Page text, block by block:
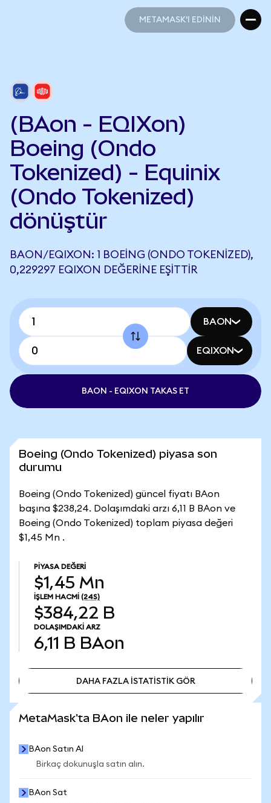
METAMASK'I EDİNİN
(BAon - EQIXon)
Boeing (Ondo
Tokenized) - Equinix
(Ondo Tokenized)
dönüştür
BAON/EQIXON: 1 BOEING (ONDO TOKENIZED),
0,229297 EQIXON DEĞERINE EŞITTIR
BAON
EQIXON
BAON - EQIXON TAKAS ET
Boeing (Ondo Tokenized) piyasa son
durumu
Boeing (Ondo Tokenized) güncel fiyatı BAon
başına $238,24. Dolaşımdaki arzı 6,11 B BAon ve
Boeing (Ondo Tokenized) toplam piyasa değeri
$1,45 Mn .
PIYASA DEĞERI
$1,45 Mn
İŞLEM HACMI (24S)
$384,22 B
DOLAŞIMDAKI ARZ
6,11 B BAon
DAHA FAZLA İSTATİSTİK GÖR
MetaMask'ta BAon ile neler yapılır
BAon Satın Al
Birkaç dokunuşla satın alın.
BAon Sat